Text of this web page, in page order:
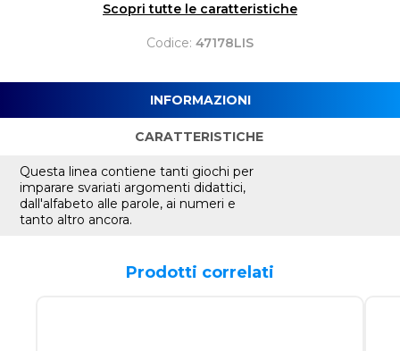
Scopri tutte le caratteristiche
Codice: 47178LIS
INFORMAZIONI
CARATTERISTICHE
Questa linea contiene tanti giochi per
imparare svariati argomenti didattici,
dall'alfabeto alle parole, ai numeri e
tanto altro ancora.
Prodotti correlati